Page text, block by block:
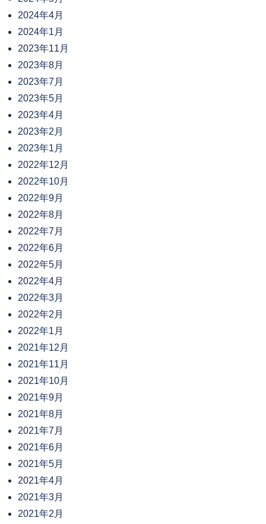
2024年4月
2024年1月
2023年11月
2023年8月
2023年7月
2023年5月
2023年4月
2023年2月
2023年1月
2022年12月
2022年10月
2022年9月
2022年8月
2022年7月
2022年6月
2022年5月
2022年4月
2022年3月
2022年2月
2022年1月
2021年12月
2021年11月
2021年10月
2021年9月
2021年8月
2021年7月
2021年6月
2021年5月
2021年4月
2021年3月
2021年2月